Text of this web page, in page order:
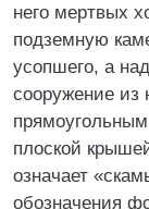
него мертвых
подземную
усопшего, а
сооружение из
плоской
означает
обозначения